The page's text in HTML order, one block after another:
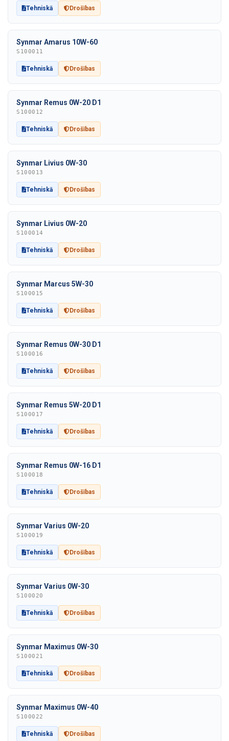
Tehniskā Drošības
Synmar Amarus 10W-60
S100011
Tehniskā Drošības
Synmar Remus 0W-20 D1
S100012
Tehniskā Drošības
Synmar Livius 0W-30
S100013
Tehniskā Drošības
Synmar Livius 0W-20
S100014
Tehniskā Drošības
Synmar Marcus 5W-30
S100015
Tehniskā Drošības
Synmar Remus 0W-30 D1
S100016
Tehniskā Drošības
Synmar Remus 5W-20 D1
S100017
Tehniskā Drošības
Synmar Remus 0W-16 D1
S100018
Tehniskā Drošības
Synmar Varius 0W-20
S100019
Tehniskā Drošības
Synmar Varius 0W-30
S100020
Tehniskā Drošības
Synmar Maximus 0W-30
S100021
Tehniskā Drošības
Synmar Maximus 0W-40
S100022
Tehniskā Drošības